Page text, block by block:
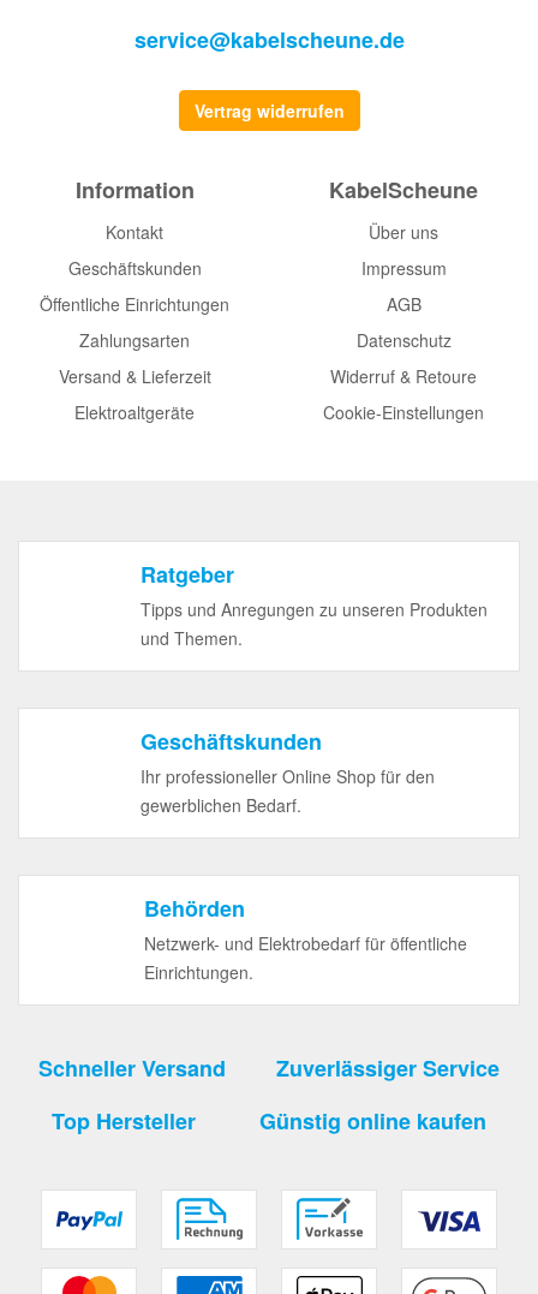
service@kabelscheune.de
Vertrag widerrufen
Information
Kontakt
Geschäftskunden
Öffentliche Einrichtungen
Zahlungsarten
Versand & Lieferzeit
Elektroaltgeräte
KabelScheune
Über uns
Impressum
AGB
Datenschutz
Widerruf & Retoure
Cookie-Einstellungen
Ratgeber
Tipps und Anregungen zu unseren Produkten
und Themen.
Geschäftskunden
Ihr professioneller Online Shop für den
gewerblichen Bedarf.
Behörden
Netzwerk- und Elektrobedarf für öffentliche
Einrichtungen.
Schneller Versand
Zuverlässiger Service
Top Hersteller
Günstig online kaufen